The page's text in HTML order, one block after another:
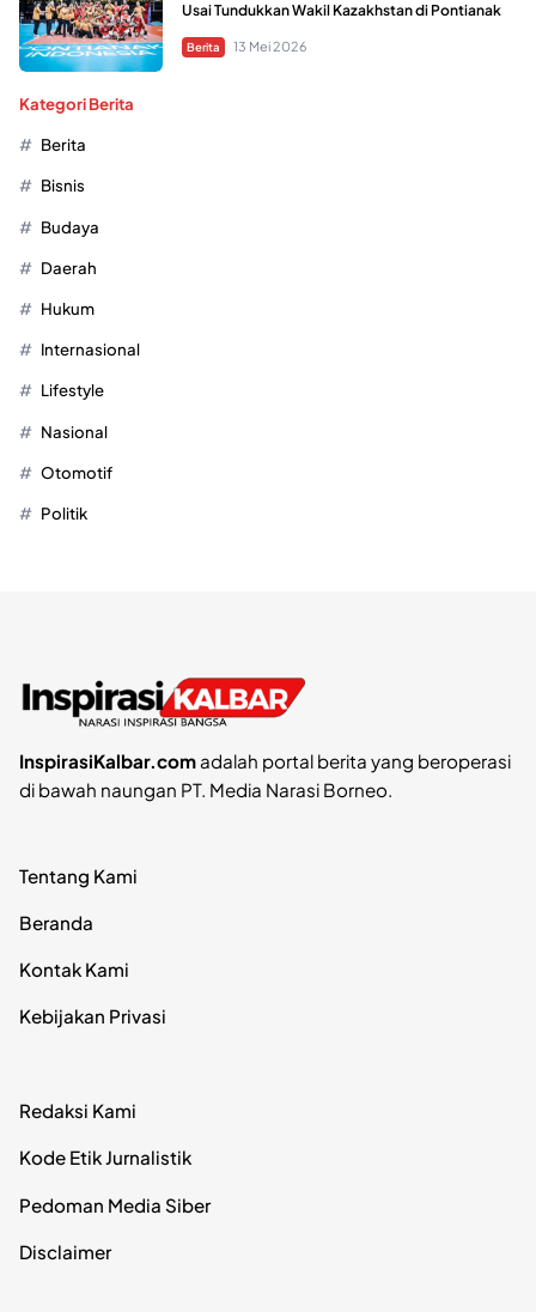
Usai Tundukkan Wakil Kazakhstan di Pontianak
Berita 13 Mei 2026
Kategori Berita
Berita
Bisnis
Budaya
Daerah
Hukum
Internasional
Lifestyle
Nasional
Otomotif
Politik
InspirasiKalbar.comadalah portal berita yang beroperasi
di bawah naungan PT. Media Narasi Borneo.
Tentang Kami
Beranda
Kontak Kami
Kebijakan Privasi
Redaksi Kami
Kode Etik Jurnalistik
Pedoman Media Siber
Disclaimer